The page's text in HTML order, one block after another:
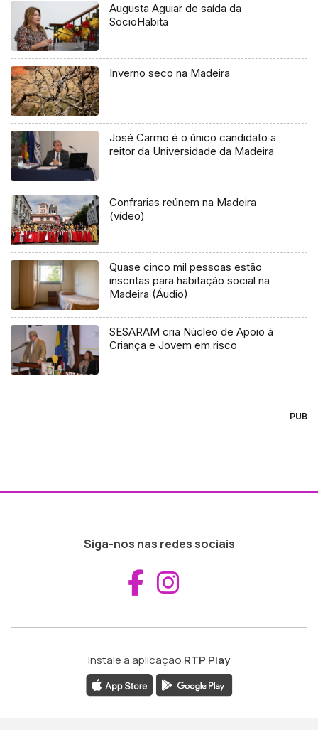
Augusta Aguiar de saída da
SocioHabita
Inverno seco na Madeira
José Carmo é o único candidato a
reitor da Universidade da Madeira
Confrarias reúnem na Madeira
(vídeo)
Quase cinco mil pessoas estão
inscritas para habitação social na
Madeira (Áudio)
SESARAM cria Núcleo de Apoio à
Criança e Jovem em risco
PUB
Siga-nos nas redes sociais
Aceder ao
Instale a aplicação RTP Play